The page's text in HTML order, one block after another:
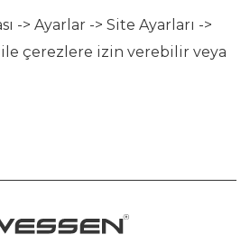
-> Ayarlar -> Site Ayarları ->
çerezlere izin verebilir veya